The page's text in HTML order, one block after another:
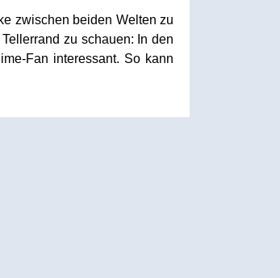
zwischen beiden Welten zu
zu schauen: In den
Fan interessant. So kann